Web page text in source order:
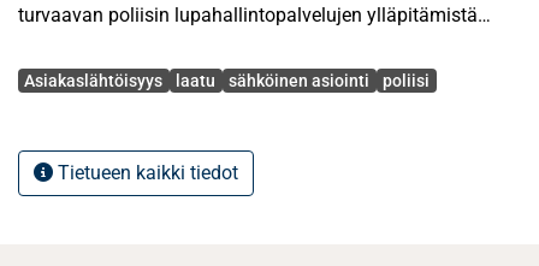
turvaavan poliisin lupahallintopalvelujen ylläpitämistä
asiakkaan välistä suhdetta lähinnä poliisin varsinaisen
toiminnan lähtökohdista. Tässä tutkimuksessa selvitetään,
Avainsanat
Asiakaslähtöisyys laatu sähköinen asiointi poliisi
Tietueen kaikki tiedot